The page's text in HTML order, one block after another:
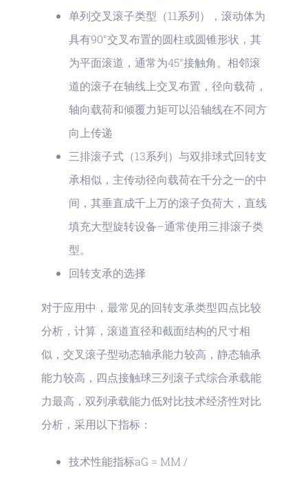
单列交叉滚子类型（11系列），滚动体为
具有90°交叉布置的圆柱或圆锥形状，其
为平面滚道，通常为45°接触角。相邻滚
道的滚子在轴线上交叉布置，径向载荷，
轴向载荷和倾覆力矩可以沿轴线在不同方
向上传递
三排滚子式（13系列）与双排球式回转支
承相似，主传动径向载荷在千分之一的中
间，其垂直成千上万的滚子负荷大，直线
填充大型旋转设备–通常使用三排滚子类
型。
回转支承的选择
对于应用中，最常见的回转支承类型四点比较
分析，计算，滚道直径和截面结构的尺寸相
似，交叉滚子型动态轴承能力较高，静态轴承
能力较高，四点接触球三列滚子式综合承载能
力最高，双列承载能力低对比技术经济性对比
分析，采用以下指标：
技术性能指标aG = MM /